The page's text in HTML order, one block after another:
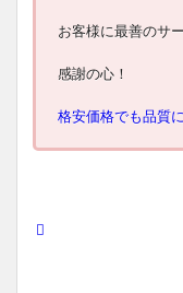
お客様に最善のサ
感謝の心！
格安価格でも品質